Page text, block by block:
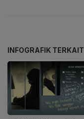
INFOGRAFIK TERKAIT